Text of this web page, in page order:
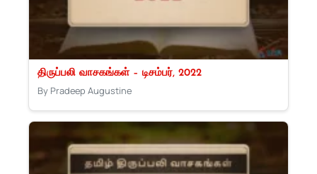
திருப்பலி வாசகங்கள் – டிசம்பர், 2022
By Pradeep Augustine